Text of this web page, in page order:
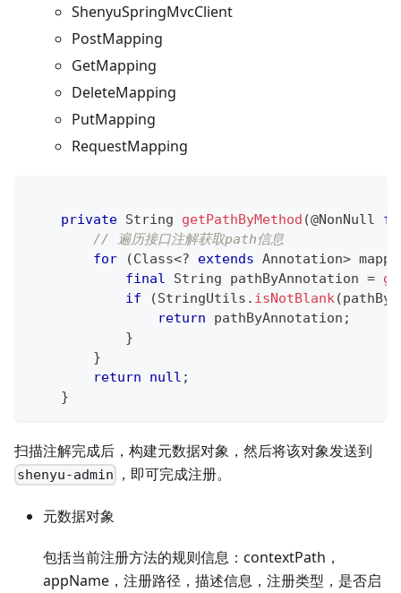
ShenyuSpringMvcClient
PostMapping
GetMapping
DeleteMapping
PutMapping
RequestMapping
private String getPathByMethod (@NonNull
// 遍历接口注解获取path信息
for
(Class<? extends Annotation>
final
String pathByAnnotation =
if
(StringUtils . isNotBlank(
return pathByAnnotation ;
}
}
return
null ;
}
扫描注解完成后，构建元数据对象，然后将该对象发送到
shenyu-admin ，即可完成注册。
元数据对象
包括当前注册方法的规则信息：contextPath，
appName，注册路径，描述信息，注册类型，是否启